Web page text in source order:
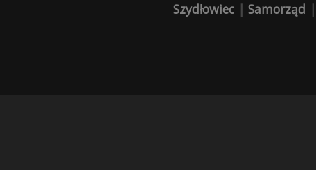
Szydłowiec | Samorząd |